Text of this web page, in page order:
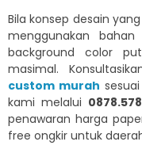
Bila konsep desain
menggunakan
background color
masimal.
custom murah
kami melalui
penawaran harga
free ongkir untuk